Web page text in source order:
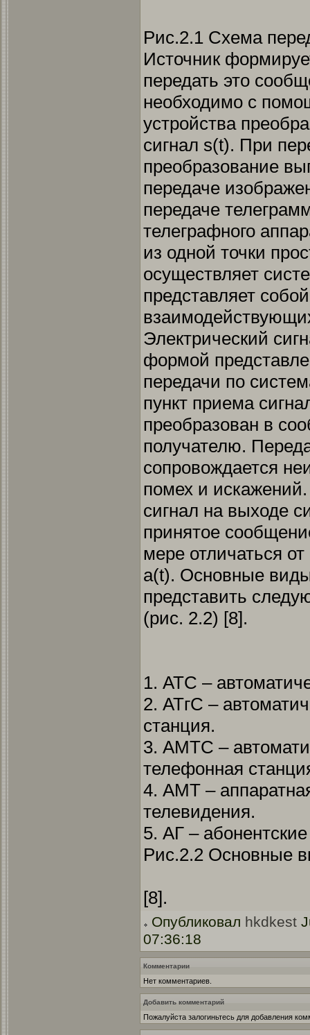
Рис.2.1 Схема
Источник
передать это
необходимо с
устройства
сигнал s(t). При
преобразование
передаче
передаче
телеграфного
из одной точки
осуществляет
представляет
Электрический
формой
передачи по
пункт приема
преобразован в
получателю.
сопровождается
помех и
сигнал на выходе
принятое
мере отличаться
a(t). Основные
представить
(рис. 2.2) [8].
1. АТС –
2. АТгС –
станция.
3. АМТС –
телефонная
4. АМТ –
телевидения.
5. АГ –
Рис.2.2 Основные
[8].
Опубликовал hkdkest
07:36:18
Комментарии
Нет комментариев.
Добавить комментарий
Пожалуйста залогиньтесь для добавления